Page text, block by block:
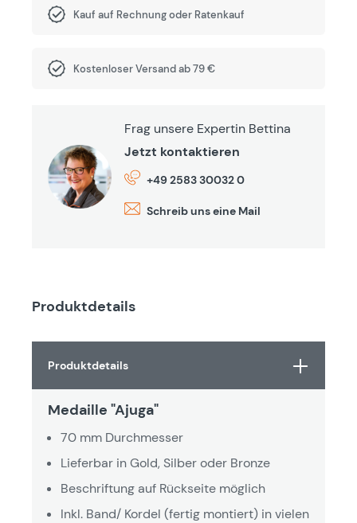
Kauf auf Rechnung oder Ratenkauf
Kostenloser Versand ab 79 €
Frag unsere Expertin Bettina
Jetzt kontaktieren
+49 2583 30032 0
Schreib uns eine Mail
Produktdetails
Produktdetails
Medaille "Ajuga"
70 mm Durchmesser
Lieferbar in Gold, Silber oder Bronze
Beschriftung auf Rückseite möglich
Inkl. Band/ Kordel (fertig montiert) in vielen